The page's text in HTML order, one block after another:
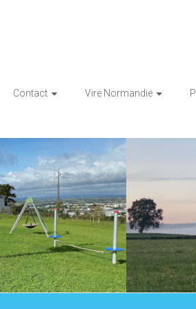
Contact Vire Normandie